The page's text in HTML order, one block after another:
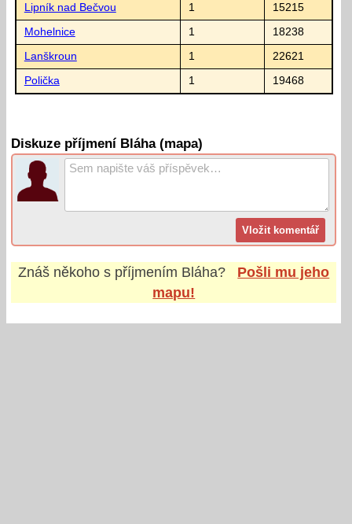
Lipník nad Bečvou 1 15215
Mohelnice 1 18238
Lanškroun 1 22621
Polička 1 19468
Diskuze příjmení Bláha (mapa)
Znáš někoho s příjmením Bláha?
Pošli mu jeho
mapu!